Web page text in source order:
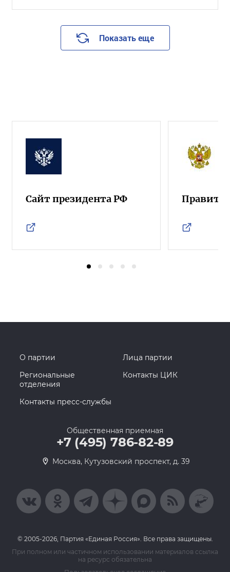
Показать еще
Сайт президента РФ
О партии
Лица партии
Региональные
отделения
Контакты ЦИК
Контакты пресс-службы
Общественная приемная
+7 (495) 786-82-89
Москва, Кутузовский проспект, д. 39
© 2005-2026, Партия «Единая Россия». Все права защищены.
При полном или частичном использовании материалов ссылка
на ресурс обязательна